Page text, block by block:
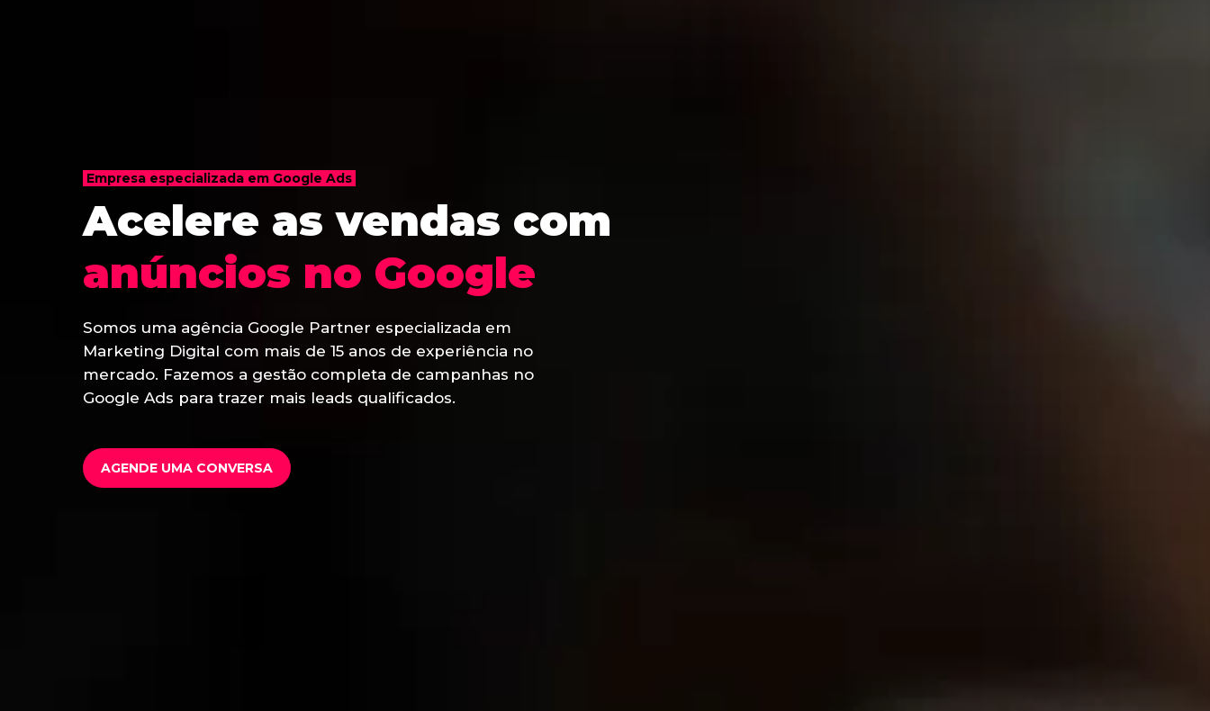
Empresa especializada em Google Ads
Acelere as vendas com
anúncios no Google
Somos uma agência Google Partner especializada em
Marketing Digital com mais de 15 anos de experiência no
mercado. Fazemos a gestão completa de campanhas no
Google Ads para trazer mais leads qualificados.
AGENDE UMA CONVERSA